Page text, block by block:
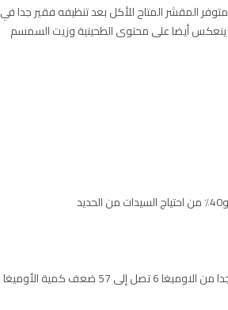
المقشر المتاح للأكل بعد تنظيفه فقير جدا في
ينعكس أيضا على محتوى الطحينية وزيت السمسم